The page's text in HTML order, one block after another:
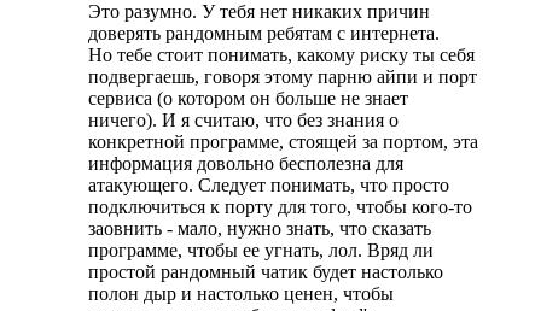
Это разумно. У тебя нет никаких причин
доверять рандомным ребятам с интернета.
Но тебе стоит понимать, какому риску ты себя
подвергаешь, говоря этому парню айпи и порт
сервиса (о котором он больше не знает
ничего). И я считаю, что без знания о
конкретной программе, стоящей за портом, эта
информация довольно бесполезна для
атакующего. Следует понимать, что просто
подключиться к порту для того, чтобы кого-то
заовнить - мало, нужно знать, что сказать
программе, чтобы ее угнать, лол. Вряд ли
простой рандомный чатик будет настолько
полон дыр и настолько ценен, чтобы